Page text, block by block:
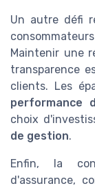
Un autre défi
Maintenir une
transparence
clients. Les
performance
choix
de gestion.
Enfin, la
d'assurance,